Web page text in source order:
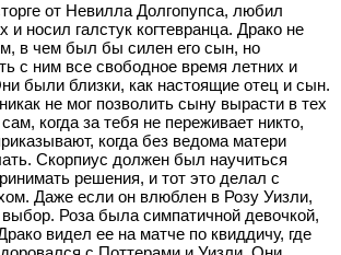
от Невилла Долгопупса, любил
и носил галстук когтевранца. Драко не
в чем был бы силен его сын, но
с ним все свободное время летних и
были близки, как настоящие отец и сын.
не мог позволить сыну вырасти в тех
когда за тебя не переживает никто,
когда без ведома матери
Скорпиус должен был научиться
решения, и тот это делал с
Даже если он влюблен в Розу Уизли,
выбор. Роза была симпатичной девочкой,
видел ее на матче по квиддичу, где